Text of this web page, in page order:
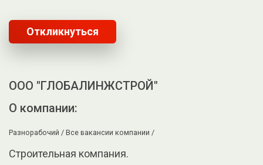
Откликнуться
ООО "ГЛОБАЛИНЖСТРОЙ"
О компании:
Разнорабочий / Все вакансии компании /
Строительная компания.